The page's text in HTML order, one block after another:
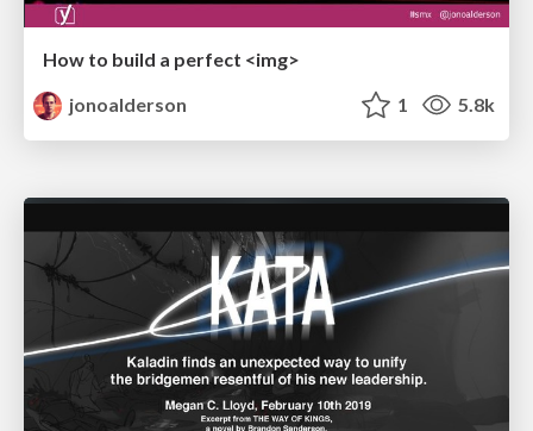
How to build a perfect <img>
jonoalderson
1 5.8k